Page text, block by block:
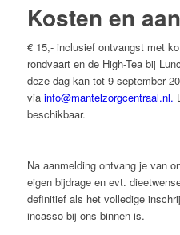
Kosten en
€ 15,- inclusief ontvangst met
rondvaart en de High-Tea bij
deze dag kan tot 9 september
via info@mantelzorgcentraal.nl.
beschikbaar.
Na aanmelding ontvang je van
eigen bijdrage en evt.
definitief als het volledige
incasso bij ons binnen is.